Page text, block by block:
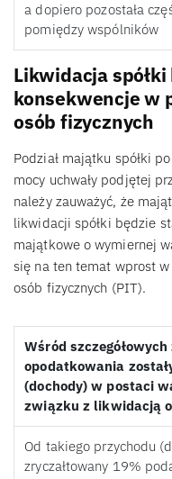
a dopiero pozostała
pomiędzy wspólników
Likwidacja
konsekwencje w
osób fizycznych
Podział majątku spółki
mocy uchwały podjętej
należy zauważyć, że
likwidacji spółki będzie
majątkowe o wymiernej
się na ten temat wprost
osób fizycznych (PIT).
Wśród
opodatkowania
(dochody) w postaci
związku z likwidacją
Od takiego przychodu
zryczałtowany 19%